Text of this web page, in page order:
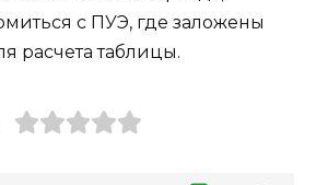
с ПУЭ, где заложены
расчета таблицы.